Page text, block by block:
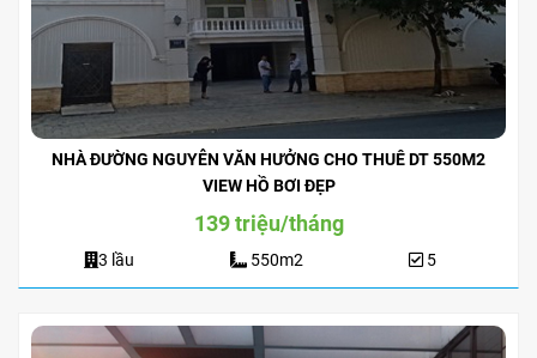
NHÀ ĐƯỜNG NGUYỄN VĂN HƯỞNG CHO THUÊ DT 550M2
VIEW HỒ BƠI ĐẸP
139 triệu/tháng
3 lầu 550m2 5